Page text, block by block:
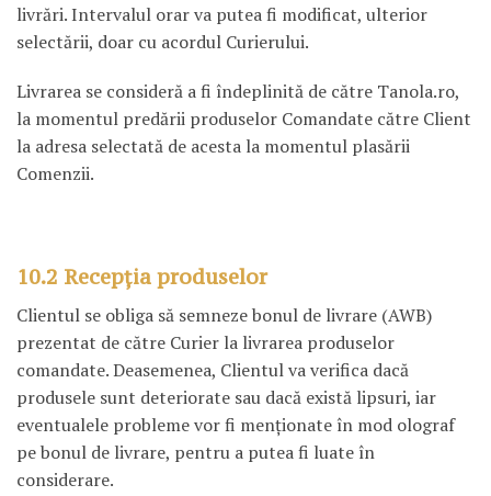
livrări. Intervalul orar va putea fi modificat, ulterior
selectării, doar cu acordul Curierului.
Livrarea se consideră a fi îndeplinită de către Tanola.ro,
la momentul predării produselor Comandate către Client
la adresa selectată de acesta la momentul plasării
Comenzii.
10.2 Recepţia produselor
Clientul se obliga să semneze bonul de livrare (AWB)
prezentat de către Curier la livrarea produselor
comandate. Deasemenea, Clientul va verifica dacă
produsele sunt deteriorate sau dacă există lipsuri, iar
eventualele probleme vor fi menţionate în mod olograf
pe bonul de livrare, pentru a putea fi luate în
considerare.